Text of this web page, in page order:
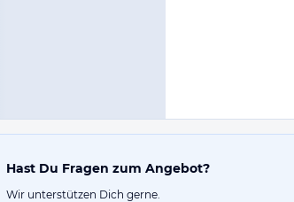
Hast Du Fragen zum Angebot?
Wir unterstützen Dich gerne.